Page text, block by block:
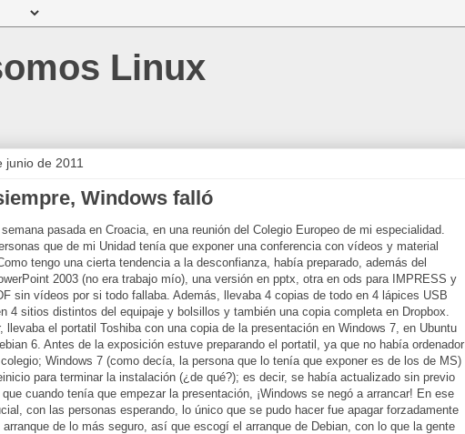
Linux
junio de 2011
Windows falló
pasada en Croacia, en una reunión del Colegio Europeo de mi especialidad.
que de mi Unidad tenía que exponer una conferencia con vídeos y material
tengo una cierta tendencia a la desconfianza, había preparado, además del
2003 (no era trabajo mío), una versión en pptx, otra en ods para IMPRESS y
sin vídeos por si todo fallaba. Además, llevaba 4 copias de todo en 4 lápices USB
4 sitios distintos del equipaje y bolsillos y también una copia completa en Dropbox.
llevaba el portatil Toshiba con una copia de la presentación en Windows 7, en Ubuntu
6. Antes de la exposición estuve preparando el portatil, ya que no había ordenador
Windows 7 (como decía, la persona que lo tenía que exponer es de los de MS)
para terminar la instalación (¿de qué?); es decir, se había actualizado sin previo
cuando tenía que empezar la presentación, ¡Windows se negó a arrancar! En ese
con las personas esperando, lo único que se pudo hacer fue apagar forzadamente
de lo más seguro, así que escogí el arranque de Debian, con lo que la gente